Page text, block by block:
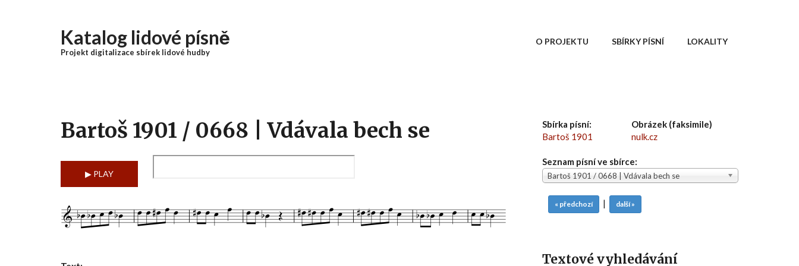
Katalog lidové písně
Projekt digitalizace sbírek lidové hudby
O PROJEKTU SBÍRKY PÍSNÍ LOKALITY
Bartoš 1901 / 0668 | Vdávala bech se
Sbírka písní:
Bartoš 1901
Obrázek (faksimile)
nulk.cz
Seznam písní ve sbírce:
Bartoš 1901 / 0668 | Vdávala bech se
« předchozí | další »
Textové vyhledávání